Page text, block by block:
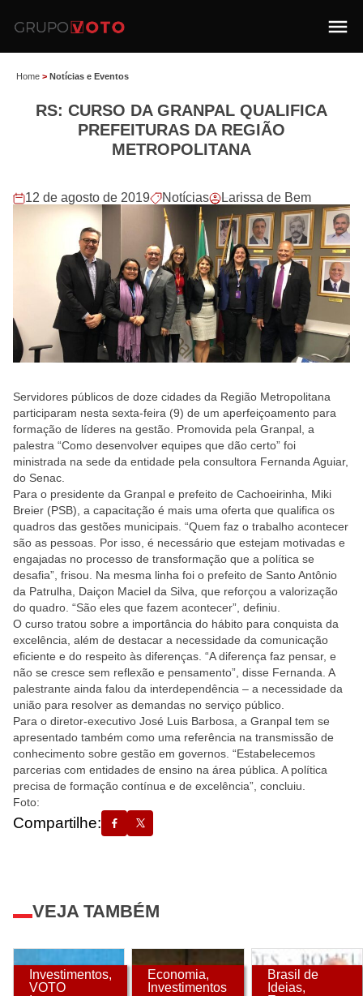
Home > Notícias e Eventos
RS: CURSO DA GRANPAL QUALIFICA
PREFEITURAS DA REGIÃO
METROPOLITANA
12 de agosto de 2019 Notícias Larissa de Bem
Servidores públicos de doze cidades da Região Metropolitana
participaram nesta sexta-feira (9) de um aperfeiçoamento para
formação de líderes na gestão. Promovida pela Granpal, a
palestra “Como desenvolver equipes que dão certo” foi
ministrada na sede da entidade pela consultora Fernanda Aguiar,
do Senac.
Para o presidente da Granpal e prefeito de Cachoeirinha, Miki
Breier (PSB), a capacitação é mais uma oferta que qualifica os
quadros das gestões municipais. “Quem faz o trabalho acontecer
são as pessoas. Por isso, é necessário que estejam motivadas e
engajadas no processo de transformação que a política se
desafia”, frisou. Na mesma linha foi o prefeito de Santo Antônio
da Patrulha, Daiçon Maciel da Silva, que reforçou a valorização
do quadro. “São eles que fazem acontecer”, definiu.
O curso tratou sobre a importância do hábito para conquista da
excelência, além de destacar a necessidade da comunicação
eficiente e do respeito às diferenças. “A diferença faz pensar, e
não se cresce sem reflexão e pensamento”, disse Fernanda. A
palestrante ainda falou da interdependência – a necessidade da
união para resolver as demandas no serviço público.
Para o diretor-executivo José Luis Barbosa, a Granpal tem se
apresentado também como uma referência na transmissão de
conhecimento sobre gestão em governos. “Estabelecemos
parcerias com entidades de ensino na área pública. A política
precisa de formação contínua e de excelência”, concluiu.
Foto:
Compartilhe:
VEJA TAMBÉM
Investimentos,
VOTO
Economia,
Investimentos
Brasil de
Ideias,